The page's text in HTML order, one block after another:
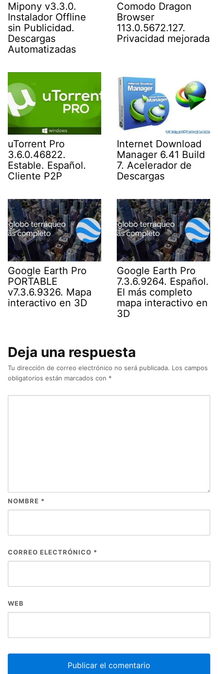
Mipony v3.3.0.
Instalador Offline
sin Publicidad.
Descargas
Automatizadas
Comodo Dragon
Browser
113.0.5672.127.
Privacidad mejorada
uTorrent Pro
3.6.0.46822.
Estable. Español.
Cliente P2P
Internet Download
Manager 6.41 Build
7. Acelerador de
Descargas
Google Earth Pro
PORTABLE
v7.3.6.9326. Mapa
interactivo en 3D
Google Earth Pro
7.3.6.9264. Español.
El más completo
mapa interactivo en
3D
Deja una respuesta
Tu dirección de correo electrónico no será publicada. Los campos
obligatorios están marcados con *
NOMBRE *
CORREO ELECTRÓNICO *
WEB